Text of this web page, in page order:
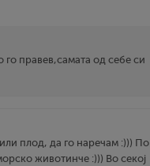
го правев,самата од себе си
плод, да го наречам :))) По
животинче :))) Во секој